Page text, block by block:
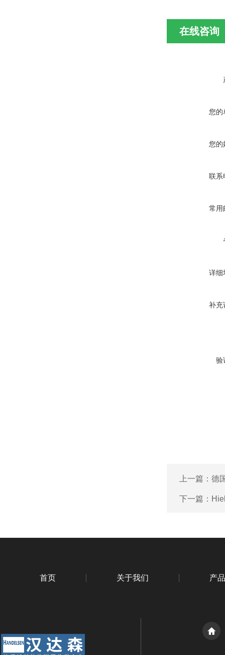
在线咨询
您的
您的
联系
常用
详细
补充
验
上一篇： 德
下一篇：
首页 关于我们 产